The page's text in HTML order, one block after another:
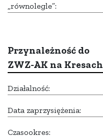
„równolegle”:
Przynależność do
ZWZ-AK na Kresach
Działalność:
Data zaprzysiężenia:
Czasookres: